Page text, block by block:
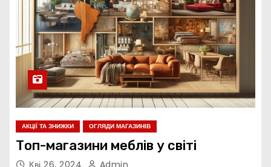
АКЦІЇ ТА ЗНИЖКИ ОГЛЯДИ МАГАЗИНІВ
Топ-магазини меблів у світі
Кві 26, 2024 Admin